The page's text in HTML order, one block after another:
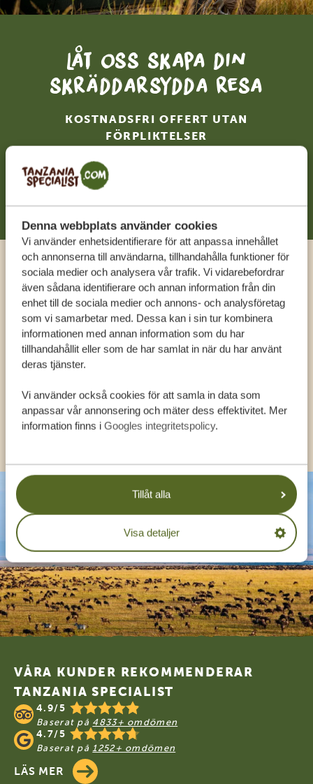
Denna webbplats använder cookies
Vi använder enhetsidentifierare för att anpassa innehållet
och annonserna till användarna, tillhandahålla funktioner för
sociala medier och analysera vår trafik. Vi vidarebefordrar
även sådana identifierare och annan information från din
enhet till de sociala medier och annons- och analysföretag
som vi samarbetar med. Dessa kan i sin tur kombinera
informationen med annan information som du har
tillhandahållit eller som de har samlat in när du har använt
deras tjänster.
Vi använder också cookies för att samla in data som
anpassar vår annonsering och mäter dess effektivitet. Mer
information finns i Googles integritetspolicy.
Tillåt alla
Visa detaljer
Låt oss skapa din
skräddarsydda resa
KOSTNADSFRI OFFERT UTAN
FÖRPLIKTELSER
BÖRJA PLANERA DIN RESA
Ring en expert
FÅ PERSONLIG RÅDGIVNING FRÅN VÅRA
EXPERTER
SV:+31 174 788 108
KONTAKT
Footer
VÅRA KUNDER REKOMMENDERAR
TANZANIA SPECIALIST
4.9/5
Baserat på 4833+ omdömen
4.7/5
Baserat på 1252+ omdömen
LÄS MER